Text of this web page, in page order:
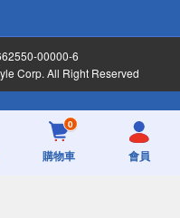
00000-6
Corp. All Right Reserved
0
購物車 會員